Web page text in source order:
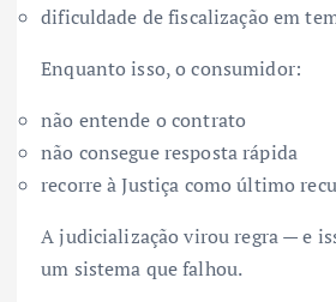
dificuldade de fiscalização em
Enquanto isso, o consumidor:
não entende o contrato
não consegue resposta rápida
recorre à Justiça como último
A judicialização virou regra — e
um sistema que falhou.